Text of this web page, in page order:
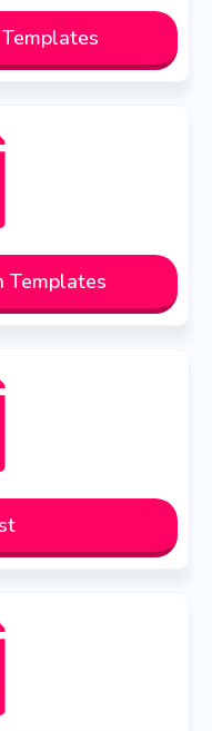
Templates